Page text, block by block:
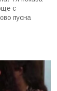
с
пусна